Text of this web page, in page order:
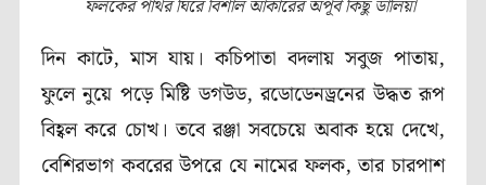
ফলকের পাথর ঘিরে বিশাল আকারের অপূর্ব কিছু ডালিয়া
দিন কাটে, মাস যায়। কচিপাতা বদলায় সবুজ পাতায়,
ফুলে নুয়ে পড়ে মিষ্টি ডগউড, রডোডেনড্রনের উদ্ধত রূপ
বিহ্বল করে চোখ। তবে রঞ্জা সবচেয়ে অবাক হয়ে দেখে,
বেশিরভাগ কবরের উপরে যে নামের ফলক, তার চারপাশ